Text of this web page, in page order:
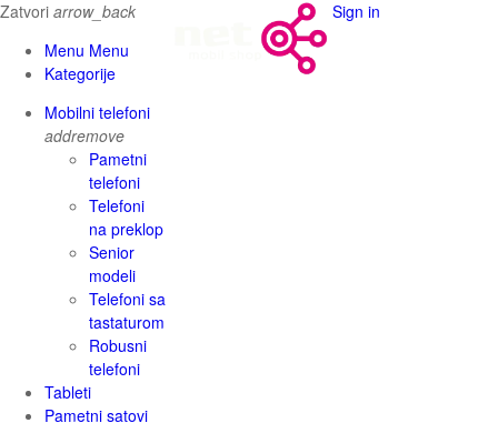
Zatvori arrow_back
Menu Menu
Kategorije
Mobilni telefoni
addremove
Pametni
telefoni
Telefoni
na preklop
Senior
modeli
Telefoni sa
tastaturom
Robusni
telefoni
Tableti
Pametni satovi
Sign in